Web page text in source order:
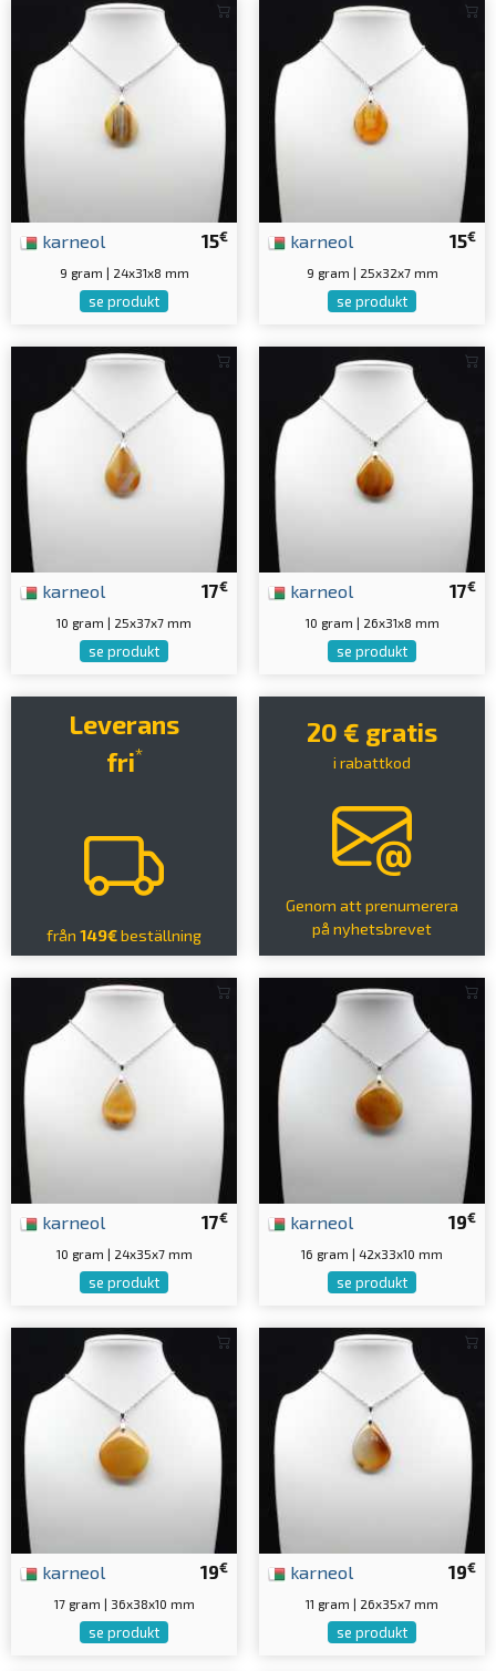
15€
karneol
9 gram | 24x31x8 mm
se produkt
15€
karneol
9 gram | 25x32x7 mm
se produkt
17€
karneol
10 gram | 25x37x7 mm
se produkt
17€
karneol
10 gram | 26x31x8 mm
se produkt
Leverans
fri*
från 149€beställning
20 € gratis
i rabattkod
Genom att prenumerera
på nyhetsbrevet
17€
karneol
10 gram | 24x35x7 mm
se produkt
19€
karneol
16 gram | 42x33x10 mm
se produkt
19€
karneol
17 gram | 36x38x10 mm
se produkt
19€
karneol
11 gram | 26x35x7 mm
se produkt